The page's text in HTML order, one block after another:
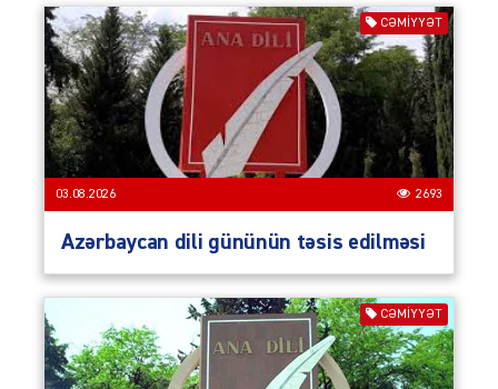
CƏMIYYƏT
03.08.2026 2693
Azərbaycan dili gününün təsis edilməsi
CƏMIYYƏT